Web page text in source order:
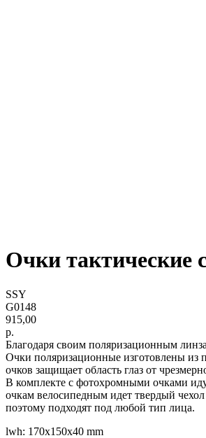
Очки тактические
SSY
G0148
915,00
р.
Благодаря своим поляризационным
Очки поляризационные изготовлены из
очков защищает область глаз от
В комплекте с фотохромными очками
очкам велосипедным идет твердый
поэтому подходят под любой тип лица.
lwh: 170x150x40 mm